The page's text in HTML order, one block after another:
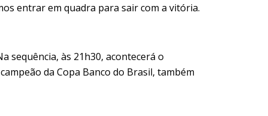
entrar em quadra para sair com a vitória.
sequência, às 21h30, acontecerá o
da Copa Banco do Brasil, também